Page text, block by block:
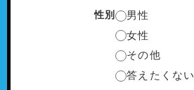
性別
男性
女性
その他
答えたくない